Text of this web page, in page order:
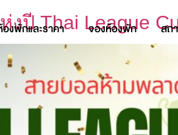
องพักและราคา จองห้องพัก สถ
งปี Thai League